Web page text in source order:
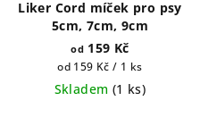
Liker Cord míček pro psy
5cm, 7cm, 9cm
od 159 Kč
Měrná
cena:
od 159 Kč / 1 ks
Skladem (1 ks)